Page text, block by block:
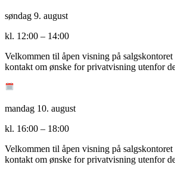
søndag 9. august
kl. 12:00 – 14:00
Velkommen til åpen visning på salgskontoret
kontakt om ønske for privatvisning utenfor
mandag 10. august
kl. 16:00 – 18:00
Velkommen til åpen visning på
kontakt om ønske for privatvisning utenfor